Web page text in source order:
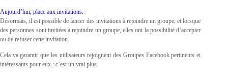
Aujourd’hui, place aux invitations.
Désormais, il est possible de lancer des invitations à rejoindre un groupe, et lorsque
des personnes sont invitées à rejoindre un groupe, elles ont la possibilité d’accepter
ou de refuser cette invitation.
Cela va garantir que les utilisateurs rejoignent des Groupes Facebook pertinents et
intéressants pour eux : c’est un vrai plus.